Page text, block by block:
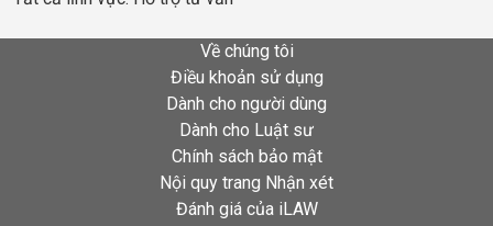
Về chúng tôi
Điều khoản sử dụng
Dành cho người dùng
Dành cho Luật sư
Chính sách bảo mật
Nội quy trang Nhận xét
Đánh giá của iLAW